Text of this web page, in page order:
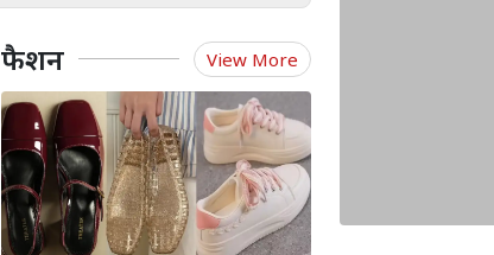
फैशन View More